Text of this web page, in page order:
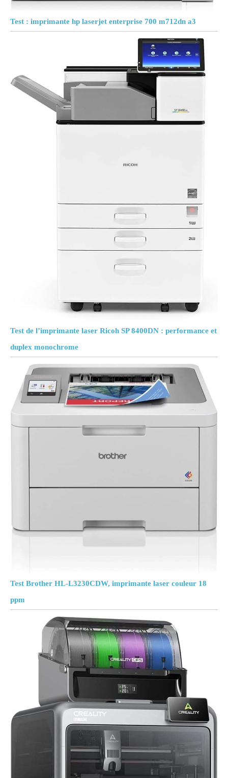
Test : imprimante hp laserjet enterprise 700 m712dn a3
Test de l’imprimante laser Ricoh SP 8400DN : performance et
duplex monochrome
Test Brother HL-L3230CDW, imprimante laser couleur 18
ppm